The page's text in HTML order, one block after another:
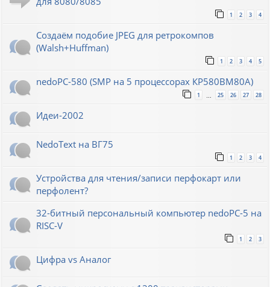
1 2 3 4
Создаём подобие JPEG для ретрокомпов
(Walsh+Huffman)
1 2 3 4 5
nedoPC-580 (SMP на 5 процессорах КР580ВМ80А)
1 25 26 27 28
Идеи-2002
NedoText на ВГ75
1 2 3 4
Устройства для чтения/записи перфокарт или
перфолент?
32-битный персональный компьютер nedoPC-5 на
RISC-V
1 2 3
Цифра vs Аналог